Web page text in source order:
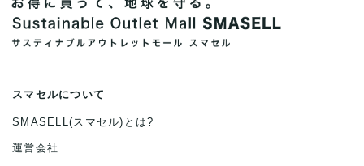
スマセルについて
SMASELL(スマセル)とは?
運営会社